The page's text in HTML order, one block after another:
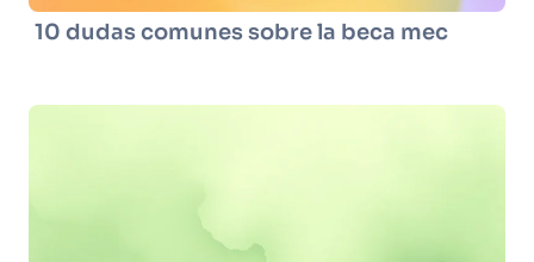
10 dudas comunes sobre la beca mec